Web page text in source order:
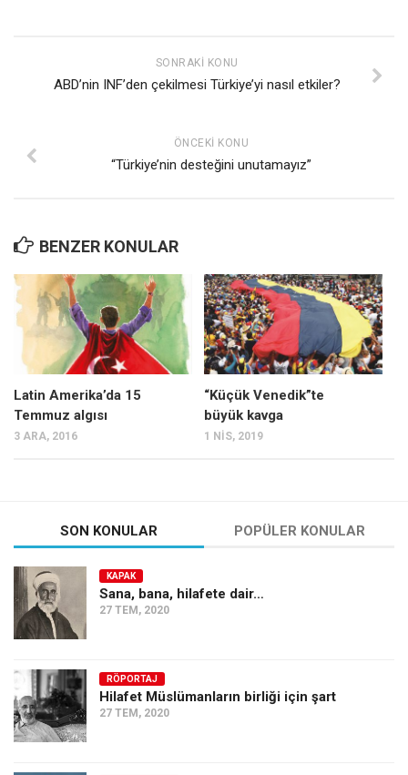
SONRAKI KONU
ABD’nin INF’den çekilmesi Türkiye’yi nasıl etkiler?
ÖNCEKI KONU
“Türkiye’nin desteğini unutamayız”
BENZER KONULAR
Latin Amerika’da 15
Temmuz algısı
3 ARA, 2016
“Küçük Venedik”te
büyük kavga
1 NIS, 2019
SON KONULAR POPÜLER KONULAR
KAPAK
Sana, bana, hilafete dair…
27 TEM, 2020
RÖPORTAJ
Hilafet Müslümanların birliği için şart
27 TEM, 2020